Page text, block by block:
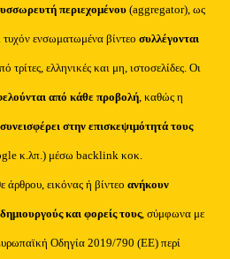
περιεχομένου (aggregator), ως
τυχόν ενσωματωμένα βίντεοσυλλέγονται
τρίτες, ελληνικές και μη, ιστοσελίδες. Οι
από κάθε προβολή, καθώς η
στην επισκεψιμότητά τους
κ.λπ.) μέσω backlink κοκ.
άρθρου, εικόνας ή βίντεοανήκουν
και φορείς τους, σύμφωνα με
Οδηγία 2019/790 (ΕΕ) περί